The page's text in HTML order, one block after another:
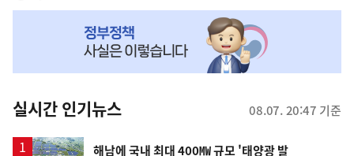
NOW,
뉴
스
실시간 인기뉴스 08.07. 20:47 기준
해남에 국내 최대 400㎿ 규모 '태양광 발